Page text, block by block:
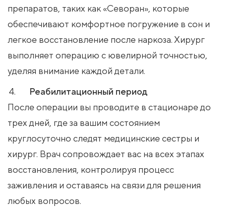
препаратов, таких как «Севоран», которые
обеспечивают комфортное погружение в сон и
легкое восстановление после наркоза. Хирург
выполняет операцию с ювелирной точностью,
уделяя внимание каждой детали.
Реабилитационный период
После операции вы проводите в стационаре до
трех дней, где за вашим состоянием
круглосуточно следят медицинские сестры и
хирург. Врач сопровождает вас на всех этапах
восстановления, контролируя процесс
заживления и оставаясь на связи для решения
любых вопросов.